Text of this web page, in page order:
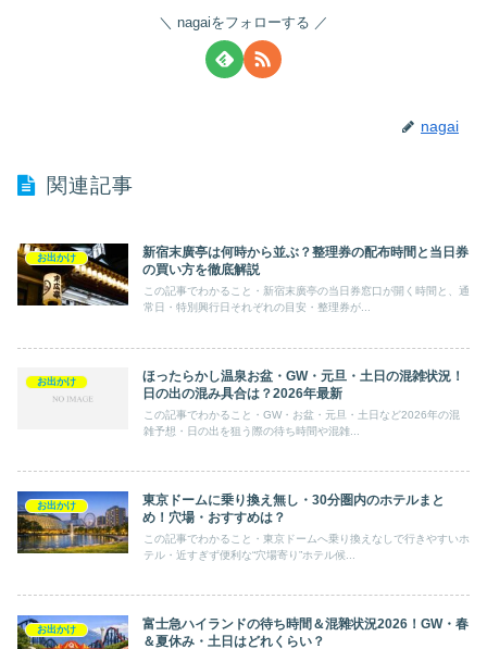
nagaiをフォローする
nagai
関連記事
お出かけ
新宿末廣亭は何時から並ぶ？整理券の配布時間と当日券
の買い方を徹底解説
この記事でわかること・新宿末廣亭の当日券窓口が開く時間と、通
常日・特別興行日それぞれの目安・整理券が...
お出かけ
ほったらかし温泉お盆・GW・元旦・土日の混雑状況！
日の出の混み具合は？2026年最新
この記事でわかること・GW・お盆・元旦・土日など2026年の混
雑予想・日の出を狙う際の待ち時間や混雑...
お出かけ
東京ドームに乗り換え無し・30分圏内のホテルまと
め！穴場・おすすめは？
この記事でわかること・東京ドームへ乗り換えなしで行きやすいホ
テル・近すぎず便利な“穴場寄り”ホテル候...
お出かけ
富士急ハイランドの待ち時間＆混雜状況2026！GW・春
＆夏休み・土日はどれくらい？